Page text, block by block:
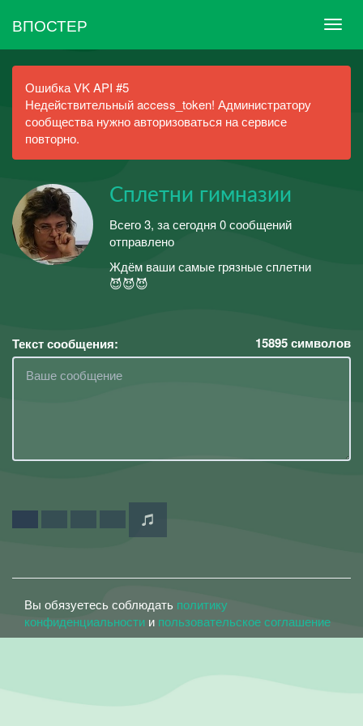
ВПОСТЕР
Ошибка VK API #5
Недействительный access_token! Администратору
сообщества нужно авторизоваться на сервисе
повторно.
Сплетни гимназии
Всего 3, за сегодня 0 сообщений
отправлено
Ждём ваши самые грязные сплетни
😈😈😈
Текст сообщения: 15895символов
Вы обязуетесь соблюдать политику
конфиденциальности и пользовательское соглашение